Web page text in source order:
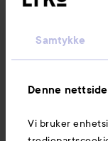
Samtykke
Denne
Vi bruker
Kundeservice
Informasjon
Også av